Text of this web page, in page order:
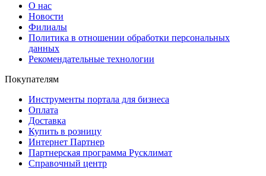
О нас
Новости
Филиалы
Политика в отношении обработки персональных
данных
Рекомендательные технологии
Покупателям
Инструменты портала для бизнеса
Оплата
Доставка
Купить в розницу
Интернет Партнер
Партнерская программа Русклимат
Справочный центр